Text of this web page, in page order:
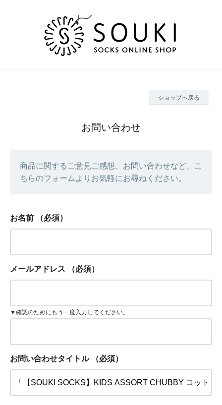
ショップへ戻る
お問い合わせ
商品に関するご意見ご感想、お問い合わせなど、こ
ちらのフォームよりお気軽にお尋ねください。
お名前 （必須）
メールアドレス （必須）
▼確認のためにもう一度入力してください。
お問い合わせタイトル （必須）